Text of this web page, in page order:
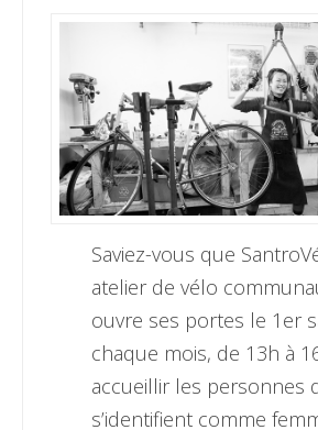
Saviez-vous que
atelier de vélo
ouvre ses portes le 1er
chaque mois, de 13h à
accueillir les personnes
s’identifient comme